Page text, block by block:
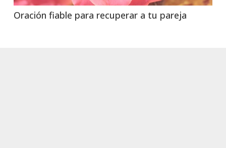
Oración fiable para recuperar a tu pareja